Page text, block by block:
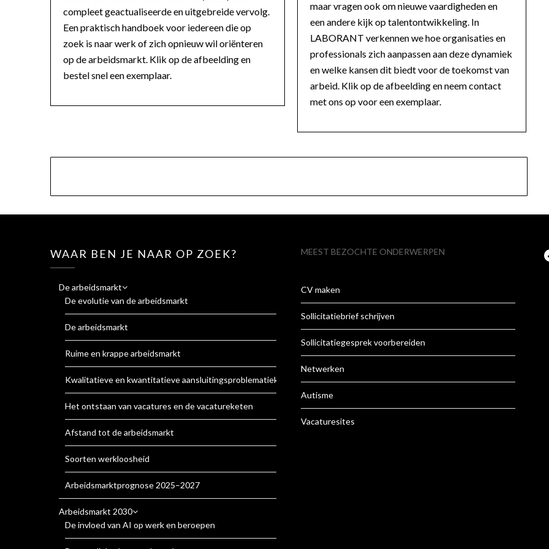
compleet geactualiseerde en uitgebreide vervolg.
Een praktisch handboek voor iedereen die op
zoek is naar werk of zich opnieuw wil oriënteren
op de arbeidsmarkt. Klik op de afbeelding en
bestel snel een exemplaar.
maar vragen ook om nieuwe vaardigheden en
een andere kijk op talentontwikkeling. In
LABORANT verkennen we hoe organisaties en
professionals zich aanpassen aan deze dynamiek
en welke kansen dit biedt voor de toekomst van
arbeid. Klik op de afbeelding en neem contact
met ons op voor een exemplaar.
WAAR BEN JE NAAR OP ZOEK?
De arbeidsmarkt
De evolutie van de arbeidsmarkt
De arbeidsmarkt
Ruime en krappe arbeidsmarkt
Kwalitatieve en kwantitatieve aansluitingsproblematiek
Het ontstaan van vacatures en de vacatureketen
Afstand tot de arbeidsmarkt
Soorten werkloosheid
Arbeidsmarktprognose 2025–2027
Arbeidsmarkt 2030
De invloed van AI op werk en beroepen
MEEST BEZOCHTE ONDERWERPEN
CV maken
Sollicitatiebrief schrijven
Sollicitatiegesprek voorbereiden
Netwerken
Autisme
Vacaturesites